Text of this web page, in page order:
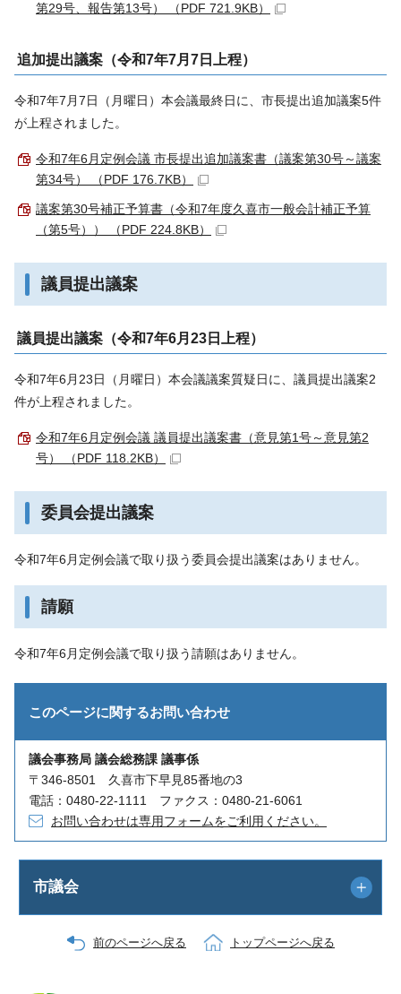
第29号、報告第13号） （PDF 721.9KB）
追加提出議案（令和7年7月7日上程）
令和7年7月7日（月曜日）本会議最終日に、市長提出追加議案5件
が上程されました。
令和7年6月定例会議 市長提出追加議案書（議案第30号～議案
第34号） （PDF 176.7KB）
議案第30号補正予算書（令和7年度久喜市一般会計補正予算
（第5号）） （PDF 224.8KB）
議員提出議案
議員提出議案（令和7年6月23日上程）
令和7年6月23日（月曜日）本会議議案質疑日に、議員提出議案2
件が上程されました。
令和7年6月定例会議 議員提出議案書（意見第1号～意見第2
号） （PDF 118.2KB）
委員会提出議案
令和7年6月定例会議で取り扱う委員会提出議案はありません。
請願
令和7年6月定例会議で取り扱う請願はありません。
このページに関するお問い合わせ
議会事務局 議会総務課 議事係
〒346-8501 久喜市下早見85番地の3
電話：0480-22-1111 ファクス：0480-21-6061
お問い合わせは専用フォームをご利用ください。
市議会
前のページへ戻る トップページへ戻る